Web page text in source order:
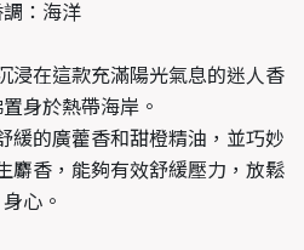
：海洋
浸在這款充滿陽光氣息的迷人香
身於熱帶海岸。
緩的廣藿香和甜橙精油，並巧妙
麝香，能夠有效舒緩壓力，放鬆
身心。